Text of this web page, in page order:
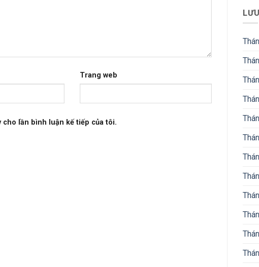
Trang web
lần bình luận kế tiếp của tôi.